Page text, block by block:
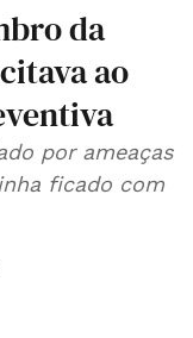
da
ao
por ameaças
ficado com